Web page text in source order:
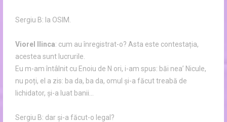
Sergiu B: la OSIM.
Viorel Ilinca: cum au înregistrat-o? Asta este contestația,
acestea sunt lucrurile.
Eu m-am întâlnit cu Enoiu de N ori, i-am spus: băi nea’ Nicule,
nu poți, el a zis: ba da, ba da, omul și-a făcut treabă de
lichidator, și-a luat banii…
Sergiu B: dar și-a făcut-o legal?